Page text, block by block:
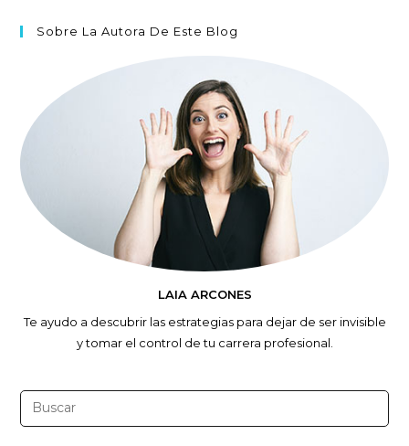
Sobre La Autora De Este Blog
LAIA ARCONES
Te ayudo a descubrir las estrategias para dejar de ser invisible
y tomar el control de tu carrera profesional.